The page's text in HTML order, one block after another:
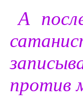
А
против